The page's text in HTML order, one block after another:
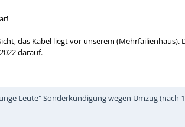
das Kabel liegt vor unserem
darauf.
Leute" Sonderkündigung wegen Umzug